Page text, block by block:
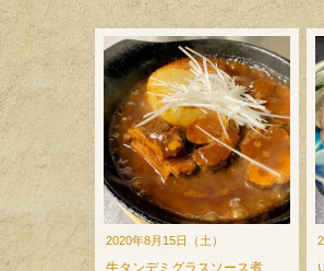
2020年8月15日（土）
牛タンデミグラスソース煮